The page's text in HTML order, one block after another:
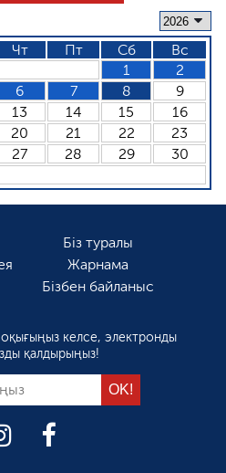
Чт Пт Сб
Вс
1
2
6 7 8
9
13 14 15
16
20 21 22
23
27 28 29
30
Біз туралы
Жарнама
Бізбен байланыс
келсе, электронды
қалдырыңыз!